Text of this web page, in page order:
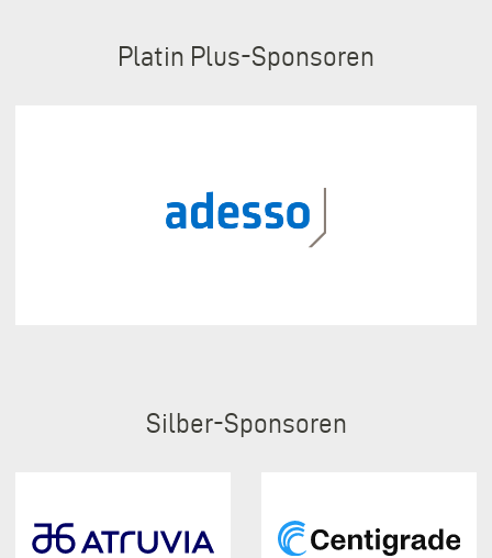
Silber
Platin Plus